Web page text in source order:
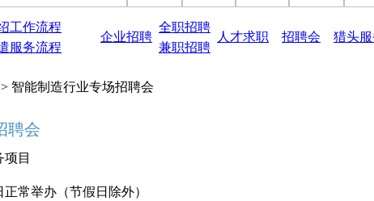
工作流程
企业招聘
全职招聘
人才求职 招聘会 猎头
服务流程
兼职招聘
> 智能制造行业专场招聘会
聘会
目
常举办（节假日除外）